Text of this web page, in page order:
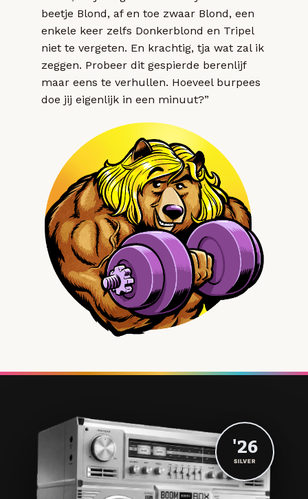
beetje Blond, af en toe zwaar Blond, een
enkele keer zelfs Donkerblond en Tripel
niet te vergeten. En krachtig, tja wat zal ik
zeggen. Probeer dit gespierde berenlijf
maar eens te verhullen. Hoeveel burpees
doe jij eigenlijk in een minuut?”
'26
SILVER